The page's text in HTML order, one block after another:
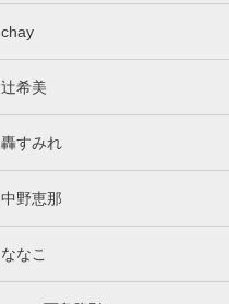
chay
辻希美
轟すみれ
中野恵那
ななこ